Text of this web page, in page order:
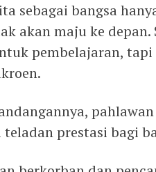
sebagai bangsa
akan maju ke
pembelajaran, tapi
prestasi bagi